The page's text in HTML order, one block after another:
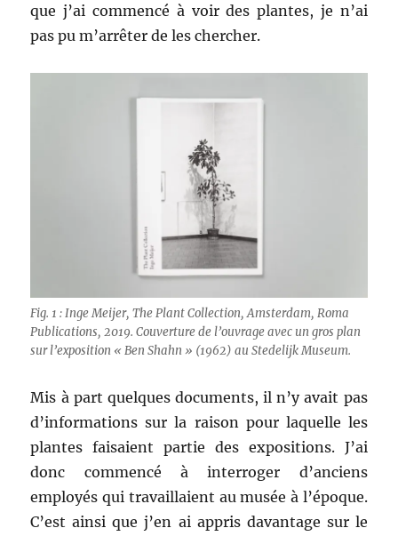
que j’ai commencé à voir des plantes, je n’ai
pas pu m’arrêter de les chercher.
Fig. 1 : Inge Meijer, The Plant Collection, Amsterdam, Roma
Publications, 2019. Couverture de l’ouvrage avec un gros plan
sur l’exposition « Ben Shahn » (1962) au Stedelijk Museum.
Mis à part quelques documents, il n’y avait pas
d’informations sur la raison pour laquelle les
plantes faisaient partie des expositions. J’ai
donc commencé à interroger d’anciens
employés qui travaillaient au musée à l’époque.
C’est ainsi que j’en ai appris davantage sur le